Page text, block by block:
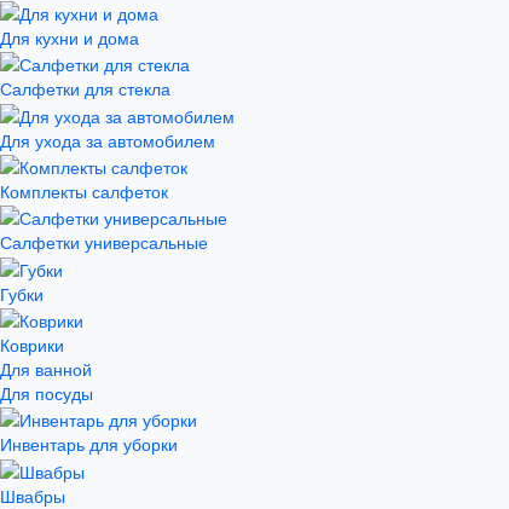
Для кухни и дома
Салфетки для стекла
Для ухода за автомобилем
Комплекты салфеток
Салфетки универсальные
Губки
Коврики
Для ванной
Для посуды
Инвентарь для уборки
Швабры